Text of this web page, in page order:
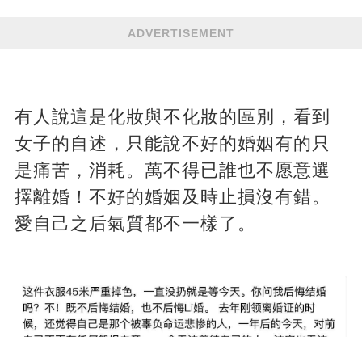
ADVERTISEMENT
有人說這是化妝與不化妝的區別，看到
女子的自述，只能說不好的婚姻有的只
是痛苦，消耗。萬不得已誰也不愿意選
擇離婚！不好的婚姻及時止損沒有錯。
愛自己之后氣質都不一樣了。